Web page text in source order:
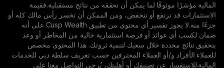
لما يمكن أن تحققه من نتائج مستقبلية.فقيمة
أو تنخفض، ومن الممكن أن تخسر رأس مالك كله أو
جزءًا منه.لا يجوز تفسير أي محتوى من تطبيق Cusp Wealth على أنه
أو فرصة استثمارية خالية من المخاطر أو وعد
خلال سعيك لتنمية ثروتك. هذا المحتوى مخصص
أو العملاء المحترفين حسب تعريف سلطة دبي للخدمات
عن تصنيفك أو أهليتك، يُرجى التواصل معنا على